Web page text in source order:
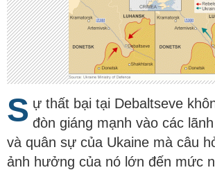
S ự thất bại tại Debaltseve
đòn giáng mạnh vào các
và quân sự của Ukaine mà câu
ảnh hưởng của nó lớn đến mức